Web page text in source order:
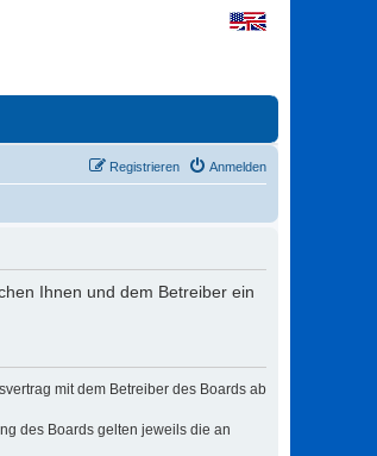
Anmelden
Registrieren
Ihnen und dem Betreiber ein
mit dem Betreiber des Boards ab
des Boards gelten jeweils die an